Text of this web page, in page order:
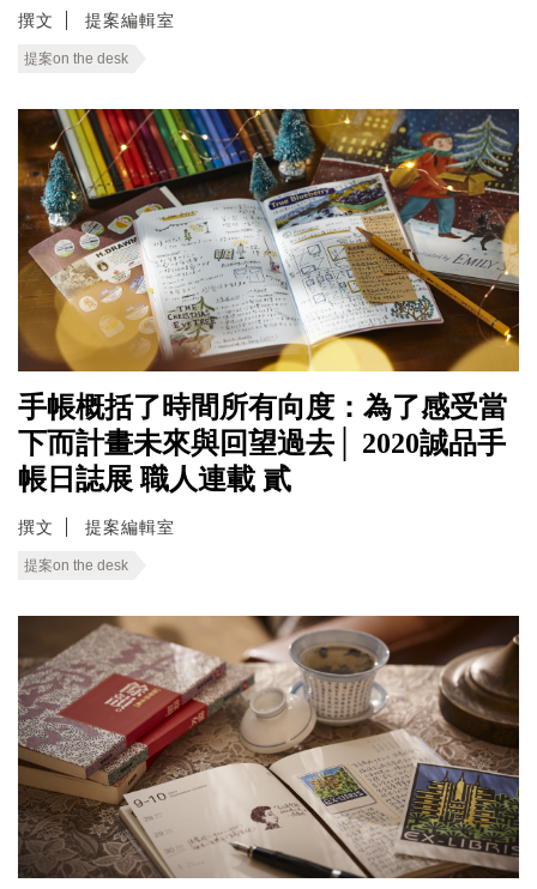
撰文 提案編輯室
提案on the desk
手帳概括了時間所有向度：為了感受當
下而計畫未來與回望過去│ 2020誠品手
帳日誌展 職人連載 貳
撰文 提案編輯室
提案on the desk